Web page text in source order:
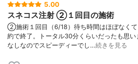
5.00
スネコス注射 ②１回目の施術
②施術１回目（6/18）待ち時間はほぼなくて
約で終了。トータル30分くらいだったも思
なしなのでスピーディーでし…続きを見る